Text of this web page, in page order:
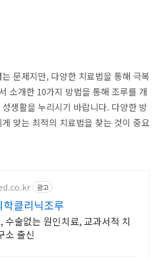
문제지만, 다양한 치료법을 통해 극복
소개한 10가지 방법을 통해 조루를 개
생활을 누리시기 바랍니다. 다양한 방
맞는 최적의 치료법을 찾는 것이 중요
광고
학클리닉조루
수술없는 원인치료, 교과서적 치
소 출신